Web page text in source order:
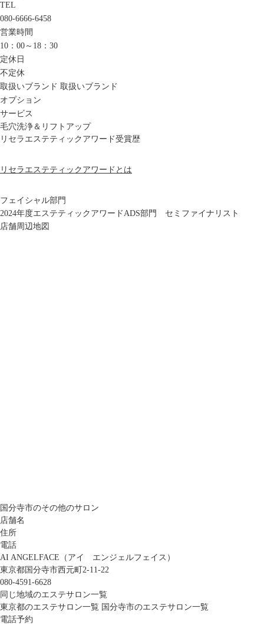
TEL
080-6666-6458
営業時間
10：00～18：30
定休日
不定休
取扱いブランド 取扱いブランド
オプション
サービス
毛穴洗浄＆リフトアップ
リセラエステティックアワード受賞歴
リセラエステティックアワードとは
フェイシャル部門
2024年度エステティックアワードADS部門 セミファイナリスト
店舗周辺地図
国分寺市のその他のサロン
店舗名
住所
電話
AI ANGELFACE（アイ エンジェルフェイス）
東京都国分寺市西元町2-11-22
080-4591-6628
同じ地域のエステサロン一覧
東京都のエステサロン一覧 国分寺市のエステサロン一覧
電話予約